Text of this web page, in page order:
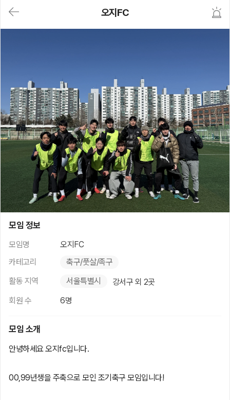
가
내
모
임,
M
본
로
기
오지FC
모임 정보
모임명
오지FC
카테고리
축구/풋살/족구
활동 지역
서울특별시
강서구 외 2곳
회원 수
6명
모임 소개
안녕하세요 오지fc입니다.
00,99년생을 주축으로 모인 조기축구 모임입니다!